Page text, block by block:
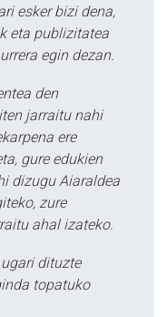
esker bizi dena,
eta publizitatea
egin dezan.
den
jarraitu nahi
ere
gure edukien
dizugu Aiaraldea
zure
ahal izateko.
dituzte
topatuko